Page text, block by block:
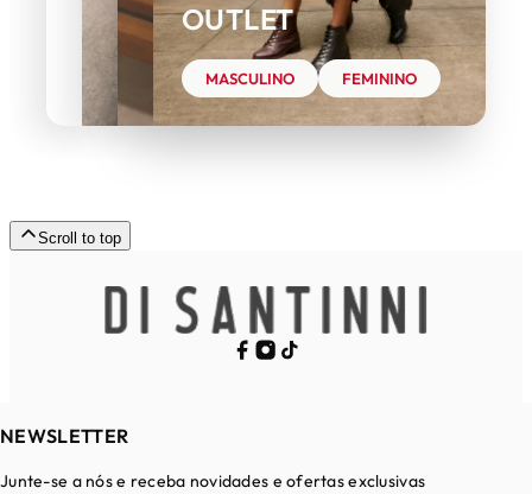
OUTLET
MASCULINO FEMININO
Scroll to top
NEWSLETTER
Junte-se a nós e receba novidades e ofertas exclusivas